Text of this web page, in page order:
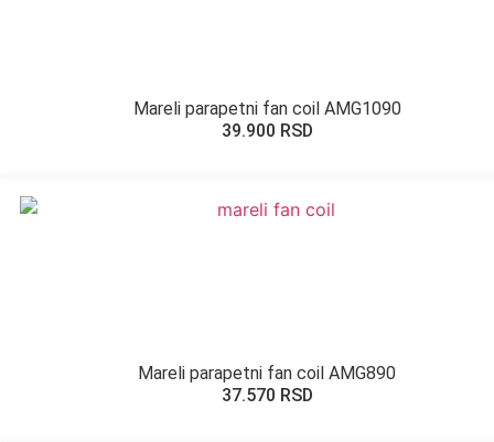
Mareli parapetni fan coil AMG1090
39.900 RSD
Mareli parapetni fan coil AMG890
37.570 RSD